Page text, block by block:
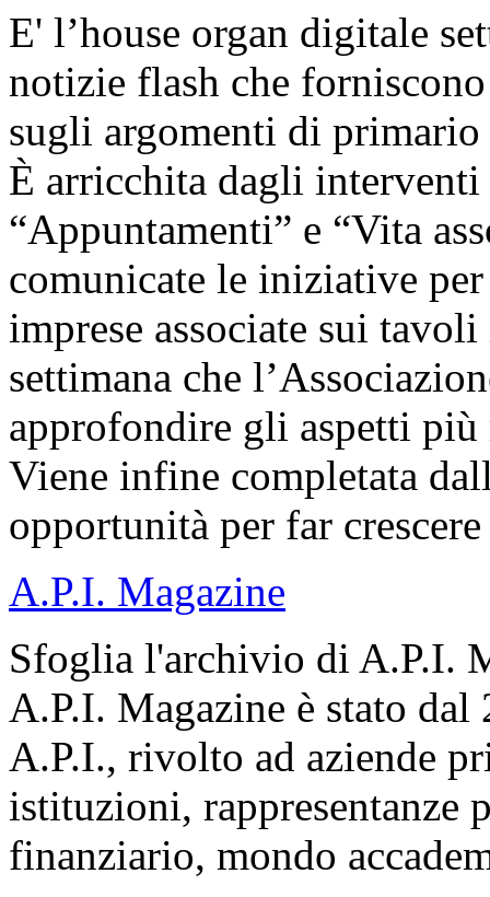
E' l’house organ digitale
notizie flash che
sugli argomenti di primario
È arricchita dagli interventi
“Appuntamenti” e “Vita
comunicate le iniziative
imprese associate sui
settimana che
approfondire gli aspetti
Viene infine completata
opportunità per far crescere
A.P.I. Magazine
Sfoglia l'archivio di A.P.I.
A.P.I. Magazine è stato
A.P.I., rivolto ad aziende
istituzioni, rappresentanze
finanziario, mondo